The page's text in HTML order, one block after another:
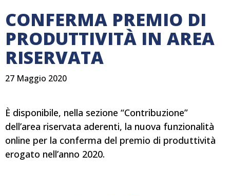
CONFERMA PREMIO DI
PRODUTTIVITÀ IN AREA
RISERVATA
27 Maggio 2020
È disponibile, nella sezione “Contribuzione”
dell’area riservata aderenti, la nuova funzionalità
online per la conferma del premio di produttività
erogato nell’anno 2020.